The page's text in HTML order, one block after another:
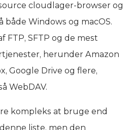
cloudlager-browser og
både Windows og macOS.
FTP, SFTP og de mest
herunder Amazon
Google Drive og flere,
WebDAV.
kompleks at bruge end
liste, men den